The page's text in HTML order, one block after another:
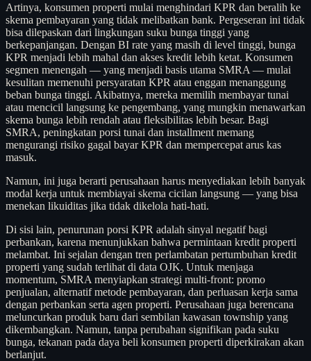
Artinya, konsumen properti mulai menghindari KPR dan beralih ke
skema pembayaran yang tidak melibatkan bank. Pergeseran ini tidak
bisa dilepaskan dari lingkungan suku bunga tinggi yang
berkepanjangan. Dengan BI rate yang masih di level tinggi, bunga
KPR menjadi lebih mahal dan akses kredit lebih ketat. Konsumen
segmen menengah — yang menjadi basis utama SMRA — mulai
kesulitan memenuhi persyaratan KPR atau enggan menanggung
beban bunga tinggi. Akibatnya, mereka memilih membayar tunai
atau mencicil langsung ke pengembang, yang mungkin menawarkan
skema bunga lebih rendah atau fleksibilitas lebih besar. Bagi
SMRA, peningkatan porsi tunai dan installment memang
mengurangi risiko gagal bayar KPR dan mempercepat arus kas
masuk.
Namun, ini juga berarti perusahaan harus menyediakan lebih banyak
modal kerja untuk membiayai skema cicilan langsung — yang bisa
menekan likuiditas jika tidak dikelola hati-hati.
Di sisi lain, penurunan porsi KPR adalah sinyal negatif bagi
perbankan, karena menunjukkan bahwa permintaan kredit properti
melambat. Ini sejalan dengan tren perlambatan pertumbuhan kredit
properti yang sudah terlihat di data OJK. Untuk menjaga
momentum, SMRA menyiapkan strategi multi-front: promo
penjualan, alternatif metode pembayaran, dan perluasan kerja sama
dengan perbankan serta agen properti. Perusahaan juga berencana
meluncurkan produk baru dari sembilan kawasan township yang
dikembangkan. Namun, tanpa perubahan signifikan pada suku
bunga, tekanan pada daya beli konsumen properti diperkirakan akan
berlanjut.